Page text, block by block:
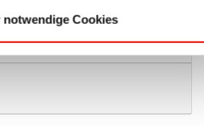
notwendige Cookies